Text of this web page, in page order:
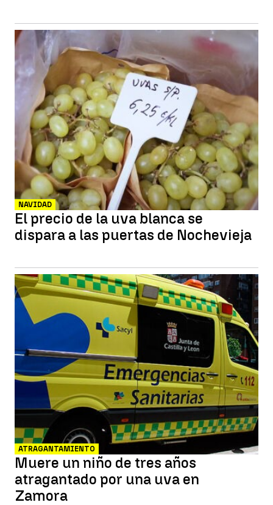
NAVIDAD
El precio de la uva blanca se
dispara a las puertas de Nochevieja
ATRAGANTAMIENTO
Muere un niño de tres años
atragantado por una uva en
Zamora